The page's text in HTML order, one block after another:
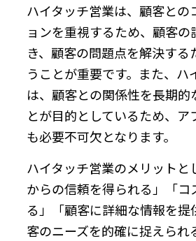
ハイタッチ営業は、顧客との
ョンを重視するため、顧客の
き、顧客の問題点を解決する
うことが重要です。また、ハ
は、顧客との関係性を長期的
とが目的としているため、ア
も必要不可欠となります。
ハイタッチ営業のメリットと
からの信頼を得られる」「コ
る」「顧客に詳細な情報を
客のニーズを的確に捉えられ